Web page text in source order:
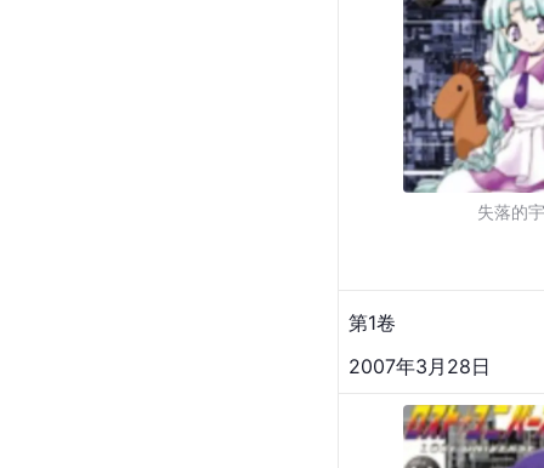
失落的
第1卷
2007年3月28日